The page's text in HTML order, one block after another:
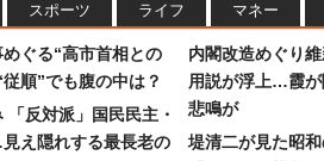
スポーツ ライフ マネー
ぐる“高市首相との
順”でも腹の中は？
反対派」国民民主・
え隠れする最長老の
内閣改造めぐり
用説が浮上…霞が
悲鳴が
堤清二が見た昭